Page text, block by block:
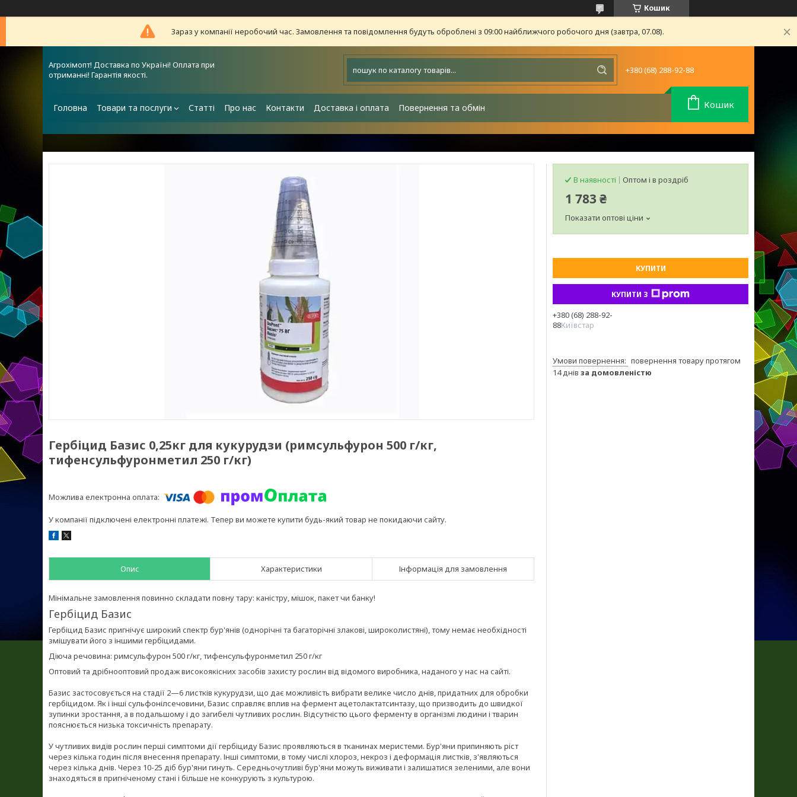
Кошик
Зараз у компанії неробочий час. Замовлення та повідомлення будуть оброблені з 09:00 найближчого робочого дня (завтра, 07.08).
Агрохімопт! Доставка по Україні! Оплата при
отриманні! Гарантія якості.
+380 (68) 288-92-88
Головна Товари та послуги Статті Про нас Контакти Доставка і оплата Повернення та обмін Кошик
Гербіцид Базис 0,25кг для кукурудзи (римсульфурон 500 г/кг,
тифенсульфуронметил 250 г/кг)
У компанії підключені електронні платежі. Тепер ви можете купити будь-який товар не покидаючи сайту.
Опис Характеристики Інформація для замовлення
Мінімальне замовлення повинно складати повну тару: каністру, мішок, пакет чи банку!
Гербіцид Базис
Гербіцид Базис пригнічує широкий спектр бур'янів (однорічні та багаторічні злакові, широколистяні), тому немає необхідності
змішувати його з іншими гербіцидами.
Діюча речовина: римсульфурон 500 г/кг, тифенсульфуронметил 250 г/кг
Оптовий та дрібнооптовий продаж високоякісних засобів захисту рослин від відомого виробника, наданого у нас на сайті.
Базис застосовується на стадії 2—6 листків кукурудзи, що дає можливість вибрати велике число днів, придатних для обробки
гербіцидом. Як і інші сульфонілсечовини, Базис справляє вплив на фермент ацетолактатсинтазу, що призводить до швидкої
зупинки зростання, а в подальшому і до загибелі чутливих рослин. Відсутністю цього ферменту в організмі людини і тварин
пояснюється низька токсичність препарату.
У чутливих видів рослин перші симптоми дії гербіциду Базис проявляються в тканинах меристеми. Бур'яни припиняють ріст
через кілька годин після внесення препарату. Інші симптоми, в тому числі хлороз, некроз і деформація листків, з'являються
через кілька днів. Через 10-25 діб бур'яни гинуть. Середньочутливі бур'яни можуть виживати і залишатися зеленими, але вони
знаходяться в пригніченому стані і більше не конкурують з культурою.
В наявності Оптом і в роздріб
1 783 ₴
Показати оптові ціни
КУПИТИ
КУПИТИ З
+380 (68) 288-92-
88Київстар
повернення товару протягом
14 днів за домовленістю